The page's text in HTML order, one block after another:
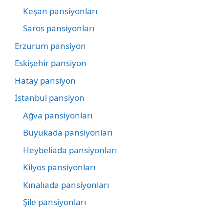
Keşan pansiyonları
Saros pansiyonları
Erzurum pansiyon
Eskişehir pansiyon
Hatay pansiyon
İstanbul pansiyon
Ağva pansiyonları
Büyükada pansiyonları
Heybeliada pansiyonları
Kilyos pansiyonları
Kınalıada pansiyonları
Şile pansiyonları